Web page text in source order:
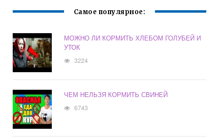
Самое популярное:
МОЖНО ЛИ КОРМИТЬ ХЛЕБОМ ГОЛУБЕЙ И
УТОК
3224
ЧЕМ НЕЛЬЗЯ КОРМИТЬ СВИНЕЙ
6743